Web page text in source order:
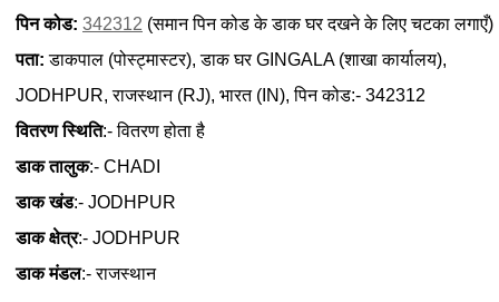
पिन कोड: 342312 (समान पिन कोड के डाक घर दखने के लिए चटका लगाएँ)
पता: डाकपाल (पोस्ट्मास्टर), डाक घर GINGALA (शाखा कार्यालय),
JODHPUR, राजस्थान (RJ), भारत (IN), पिन कोड:- 342312
वितरण स्थिति:- वितरण होता है
डाक तालुक:- CHADI
डाक खंड:- JODHPUR
डाक क्षेत्र:- JODHPUR
डाक मंडल:- राजस्थान